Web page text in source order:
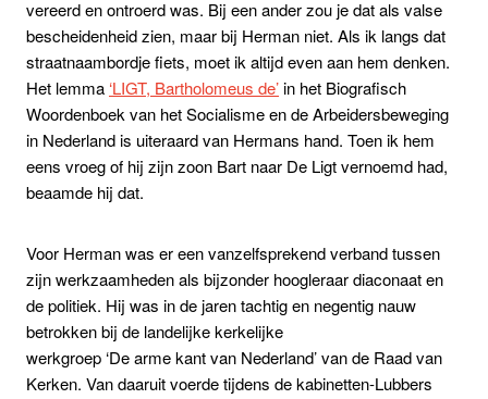
vereerd en ontroerd was. Bij een ander zou je dat als valse
bescheidenheid zien, maar bij Herman niet. Als ik langs dat
straatnaambordje fiets, moet ik altijd even aan hem denken.
Het lemma ‘LIGT, Bartholomeus de’in het Biografisch
Woordenboek van het Socialisme en de Arbeidersbeweging
in Nederland is uiteraard van Hermans hand. Toen ik hem
eens vroeg of hij zijn zoon Bart naar De Ligt vernoemd had,
beaamde hij dat.
Voor Herman was er een vanzelfsprekend verband tussen
zijn werkzaamheden als bijzonder hoogleraar diaconaat en
de politiek. Hij was in de jaren tachtig en negentig nauw
betrokken bij de landelijke kerkelijke
werkgroep ‘De arme kant van Nederland’ van de Raad van
Kerken. Van daaruit voerde tijdens de kabinetten-Lubbers